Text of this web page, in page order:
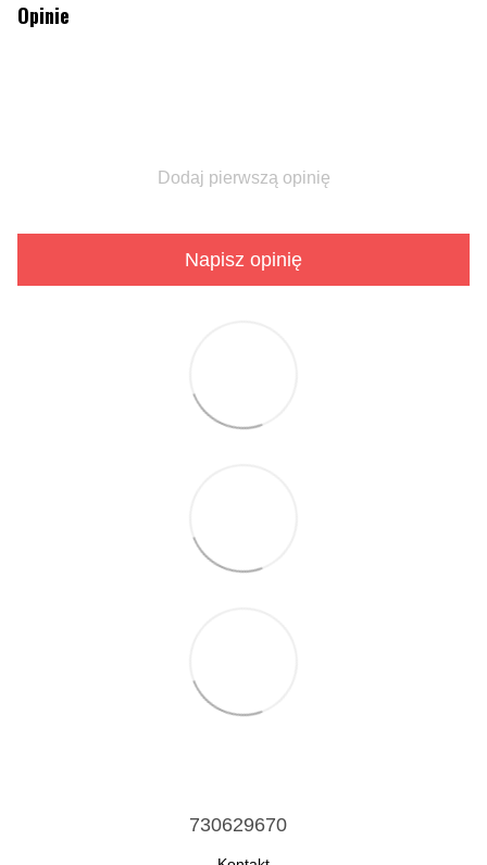
Opinie
Dodaj pierwszą opinię
Napisz opinię
730629670